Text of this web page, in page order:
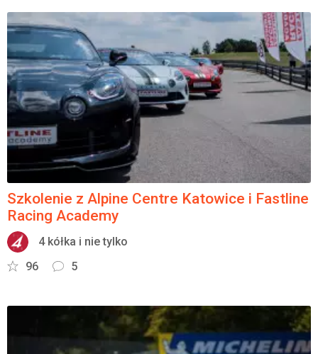
Szkolenie z Alpine Centre Katowice i Fastline
Racing Academy
4 kółka i nie tylko
96
5